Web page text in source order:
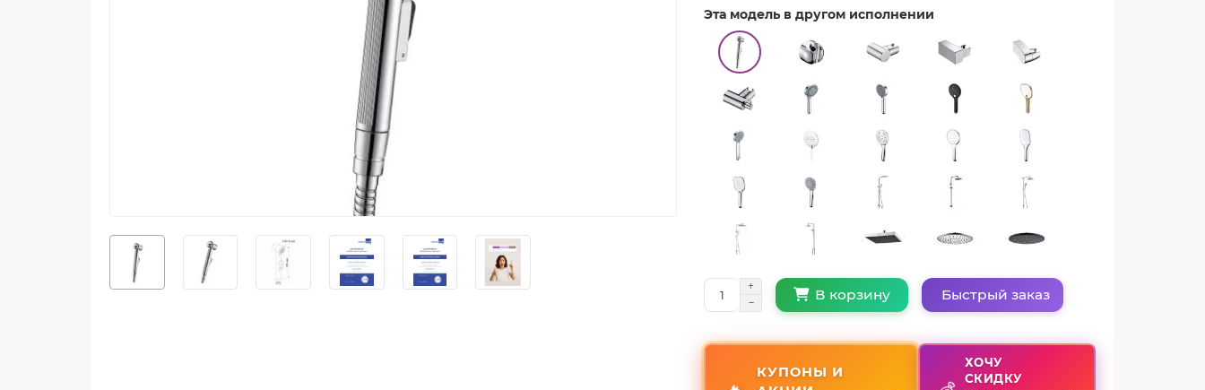
Эта модель в другом исполнении
В корзину Быстрый заказ
КУПОНЫ И
ХОЧУ
СКИДКУ